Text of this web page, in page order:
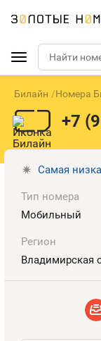
Подобрать
МТС
МТС
Тарифы
Номера
Билайн
БИЛАЙН
Номера
Мегафон
МЕГАФОН
Тарифы
Йота
Билайн Номера
+7
Самая
Тип номера
Мобильный
Регион
Владимирская